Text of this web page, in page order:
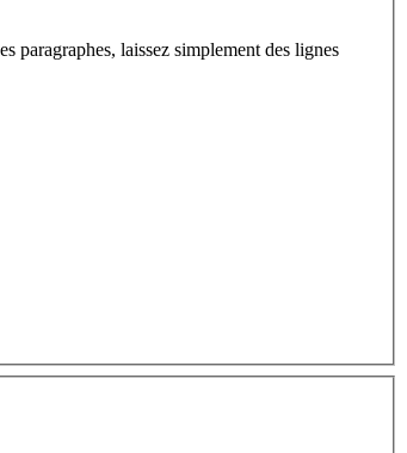
paragraphes, laissez simplement des lignes